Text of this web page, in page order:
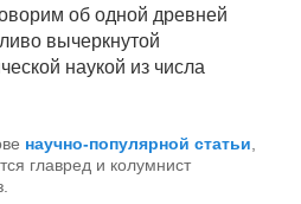
об одной древней
вычеркнутой
наукой из числа
научно-популярной статьи
главред и колумнист